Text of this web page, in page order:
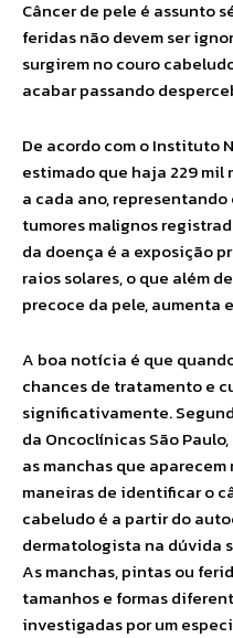
Câncer de pele é assunto
feridas não devem ser
surgirem no couro
acabar passando
De acordo com o Instituto
estimado que haja 229 mil
a cada ano, representando
tumores malignos
da doença é a exposição
raios solares, o que além
precoce da pele, aumenta
A boa notícia é que
chances de tratamento e
significativamente.
da Oncoclínicas São
as manchas que
maneiras de identificar o
cabeludo é a partir do
dermatologista na dúvida
As manchas, pintas ou
tamanhos e formas
investigadas por um